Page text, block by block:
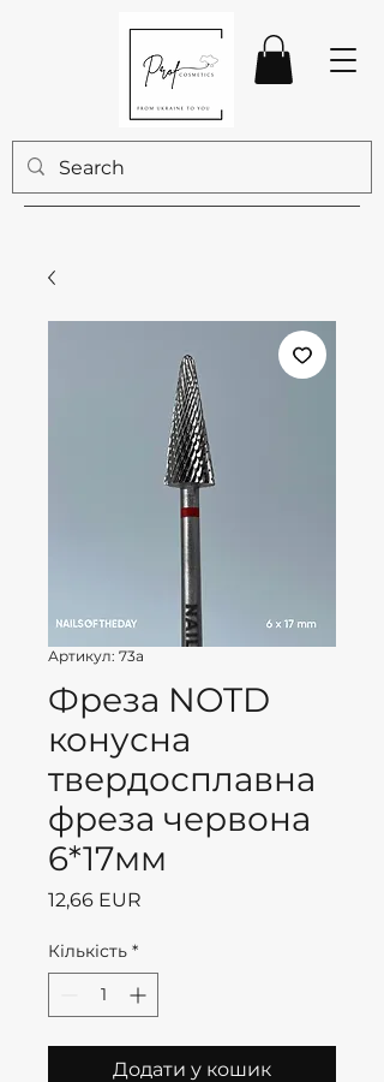
Артикул: 73a
Фреза NOTD
конусна
твердосплавна
фреза червона
6*17мм
12,66 EUR
Кількість *
Додати у кошик